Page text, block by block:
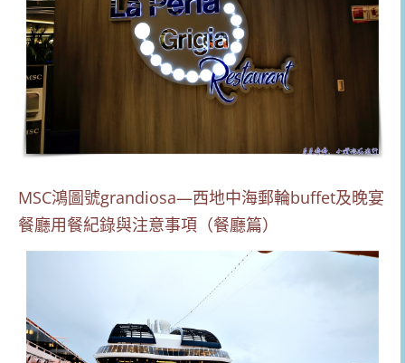
MSC鴻圖號grandiosa—西地中海郵輪buffet及晚宴
餐廳用餐紀錄與注意事項（餐廳篇）